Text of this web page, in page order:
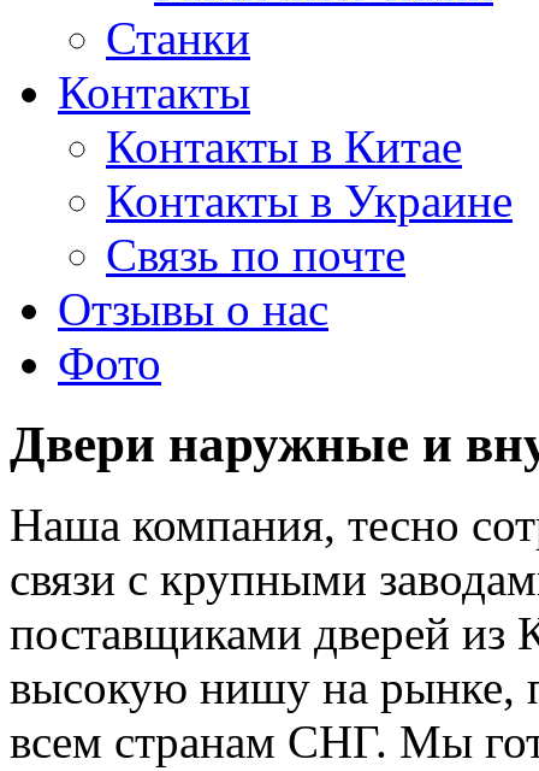
Станки
Контакты
Контакты в Китае
Контакты в Украине
Связь по почте
Отзывы о нас
Фото
Двери наружные и
Наша компания, тесно
связи с крупными
поставщиками дверей из
высокую нишу на рынке,
всем странам СНГ. Мы